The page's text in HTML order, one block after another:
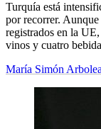
Turquía está
por recorrer.
registrados en la
vinos y cuatro
María Simón